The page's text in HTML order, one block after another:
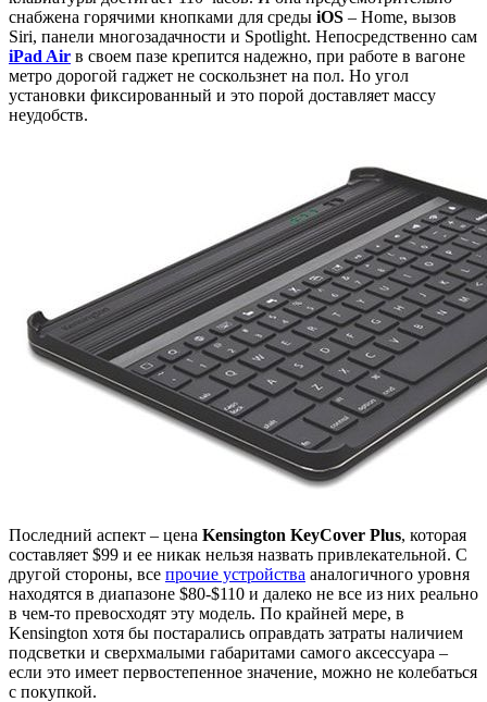
снабжена горячими кнопками для среды iOS – Home, вызов
Siri, панели многозадачности и Spotlight. Непосредственно сам
iPad Air в своем пазе крепится надежно, при работе в вагоне
метро дорогой гаджет не соскользнет на пол. Но угол
установки фиксированный и это порой доставляет массу
неудобств.
Последний аспект – цена Kensington KeyCover Plus, которая
составляет $99 и ее никак нельзя назвать привлекательной. С
другой стороны, все прочие устройства аналогичного уровня
находятся в диапазоне $80-$110 и далеко не все из них реально
в чем-то превосходят эту модель. По крайней мере, в
Kensington хотя бы постарались оправдать затраты наличием
подсветки и сверхмалыми габаритами самого аксессуара –
если это имеет первостепенное значение, можно не колебаться
с покупкой.